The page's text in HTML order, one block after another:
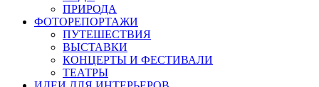
ПРИРОДА
ФОТОРЕПОРТАЖИ
ПУТЕШЕСТВИЯ
ВЫСТАВКИ
КОНЦЕРТЫ И ФЕСТИВАЛИ
ТЕАТРЫ